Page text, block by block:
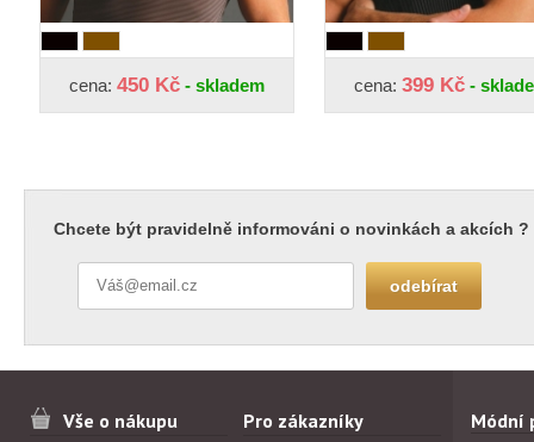
cena: 450 Kč - skladem cena: 399 Kč -
Chcete být pravidelně informováni o novinkách a akcích ?
Vše o nákupu Pro zákazníky Módní